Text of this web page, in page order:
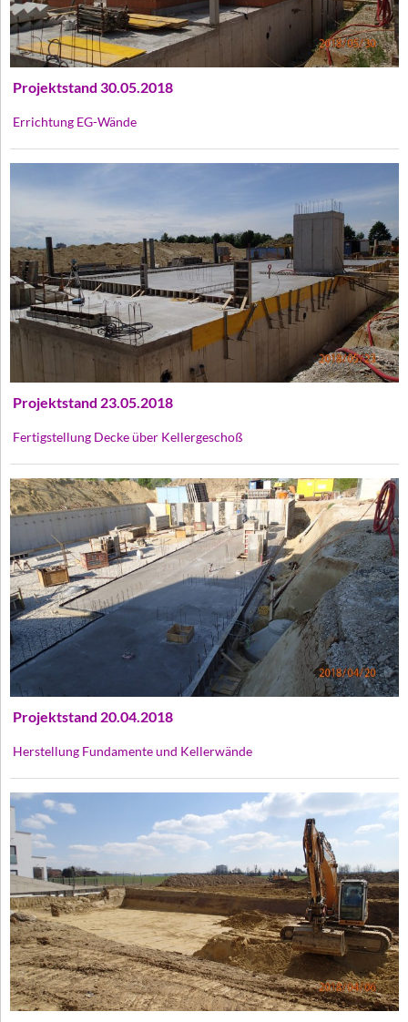
Projektstand 30.05.2018
Errichtung EG-Wände
Projektstand 23.05.2018
Fertigstellung Decke über Kellergeschoß
Projektstand 20.04.2018
Herstellung Fundamente und Kellerwände